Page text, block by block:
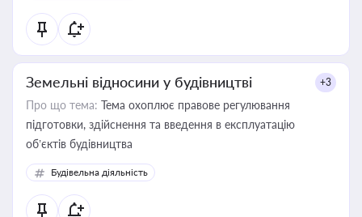
Земельні відносини у будівництві +3
Про що тема: Тема охоплює правове регулювання
підготовки, здійснення та введення в експлуатацію
об’єктів будівництва
Будівельна діяльність